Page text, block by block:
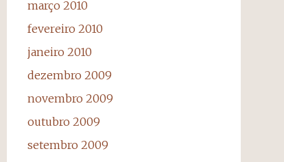
março 2010
fevereiro 2010
janeiro 2010
dezembro 2009
novembro 2009
outubro 2009
setembro 2009